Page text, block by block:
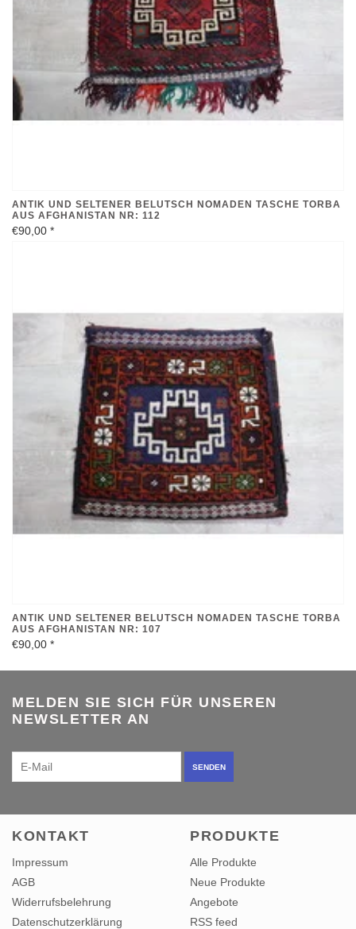
€90,00*
€90,00*
NEWSLETTER AN
KONTAKT
Impressum
AGB
Widerrufsbelehrung
Datenschutzerklärung
Zahlungsarten
PRODUKTE
Alle Produkte
Neue Produkte
Angebote
RSS feed